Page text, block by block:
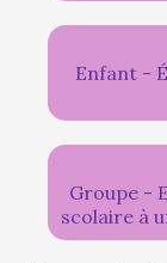
Enfant -
Groupe -
scolaire à